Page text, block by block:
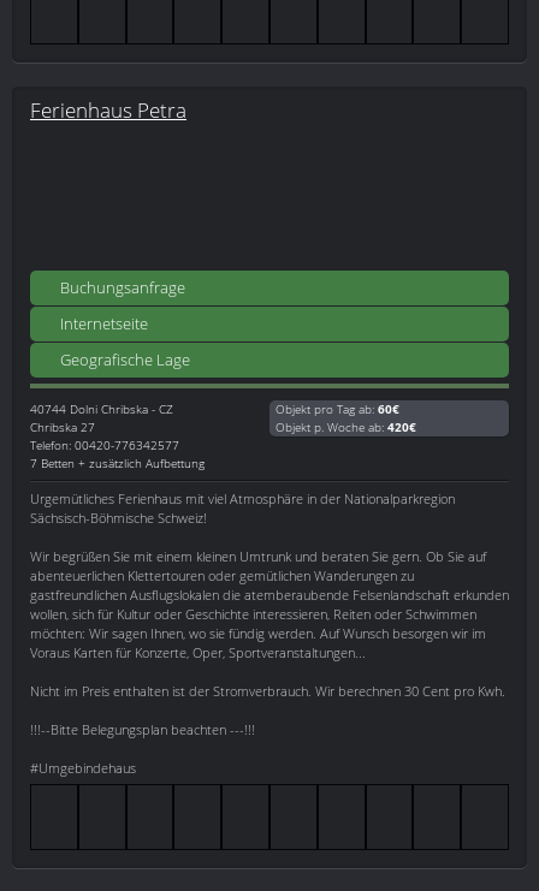
Ferienhaus Petra
Buchungsanfrage
Internetseite
Geografische Lage
40744 Dolni Chribska - CZ
Chribska 27
Telefon: 00420-776342577
7 Betten + zusätzlich Aufbettung
Objekt pro Tag ab: 60€
Objekt p. Woche ab: 420€
Urgemütliches Ferienhaus mit viel Atmosphäre in der Nationalparkregion
Sächsisch-Böhmische Schweiz!
Wir begrüßen Sie mit einem kleinen Umtrunk und beraten Sie gern. Ob Sie auf
abenteuerlichen Klettertouren oder gemütlichen Wanderungen zu
gastfreundlichen Ausflugslokalen die atemberaubende Felsenlandschaft erkunden
wollen, sich für Kultur oder Geschichte interessieren, Reiten oder Schwimmen
möchten: Wir sagen Ihnen, wo sie fündig werden. Auf Wunsch besorgen wir im
Voraus Karten für Konzerte, Oper, Sportveranstaltungen...
Nicht im Preis enthalten ist der Stromverbrauch. Wir berechnen 30 Cent pro Kwh.
!!!--Bitte Belegungsplan beachten ---!!!
#Umgebindehaus